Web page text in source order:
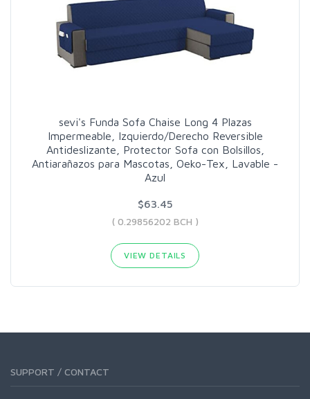
sevi's Funda Sofa Chaise Long 4 Plazas
Impermeable, Izquierdo/Derecho Reversible
Antideslizante, Protector Sofa con Bolsillos,
Antiarañazos para Mascotas, Oeko-Tex, Lavable -
Azul
$63.45
( 0.29856202 BCH )
VIEW DETAILS
SUPPORT / CONTACT